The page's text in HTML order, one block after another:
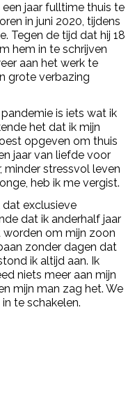
​​jaar fulltime thuis te
in juni 2020, tijdens
Tegen de tijd dat hij 18
hem in te schrijven
aan het werk te
grote verbazing
is iets wat ik
het dat ik mijn
opgeven om thuis
jaar van liefde voor
minder stressvol leven
heb ik me vergist.
dat exclusieve
dat ik anderhalf jaar
om mijn zoon
zonder dagen dat
ik altijd aan. Ik
niets meer aan mijn
mijn man zag het. We
te schakelen.